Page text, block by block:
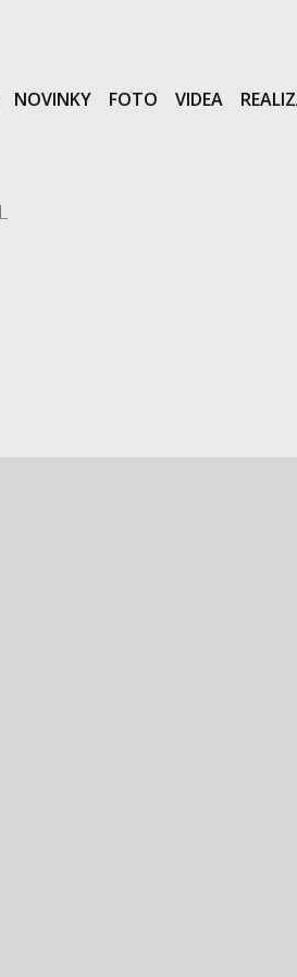
NOVINKY FOTO VIDEA